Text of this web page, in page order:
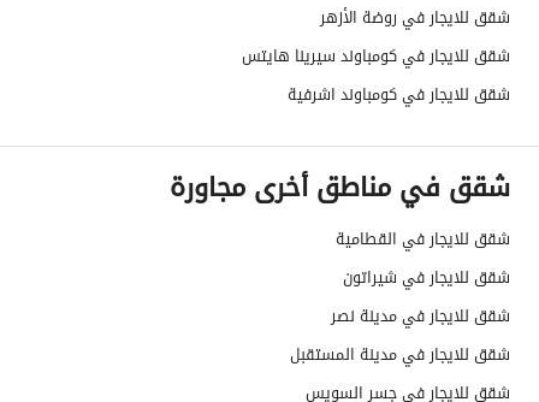
شقق للايجار في روضة الأزهر
شقق للايجار في كومباوند سيرينا هايتس
شقق للايجار في كومباوند اشرفية
شقق في مناطق أخرى مجاورة
شقق للايجار في القطامية
شقق للايجار في شيراتون
شقق للايجار في مدينة نصر
شقق للايجار في مدينة المستقبل
شقق للايجار في جسر السويس